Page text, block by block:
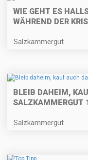
WIE GEHT ES
WÄHREND DER
Salzkammergut
BLEIB DAHEIM,
SALZKAMMERGUT
Salzkammergut